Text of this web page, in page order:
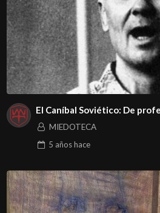
El Caníbal Soviético: De
MIEDOTECA
5 añoshace